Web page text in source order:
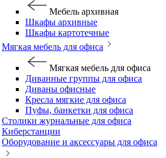
Мебель архивная
Шкафы архивные
Шкафы картотечные
Мягкая мебель для офиса
Мягкая мебель для офиса
Диванные группы для офиса
Диваны офисные
Кресла мягкие для офиса
Пуфы, банкетки для офиса
Столики журнальные для офиса
Киберстанции
Оборудование и аксессуары для офиса